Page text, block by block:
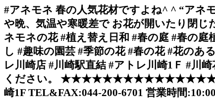
#アネモネ 春の人気花材ですよね^ ^ “アネ
や晩、気温や寒暖差で お花が開いたり閉
ネモネの花 #植え替え日和 #春の庭 #春の
し #趣味の園芸 #季節の花 #春の花 #花の
レ川崎店 #川崎駅直結 #アトレ川崎1Ｆ #川
ください。 ★★★★★★★★★★★★★★★ 【モン
崎1F TEL&FAX:044-200-6701 営業時